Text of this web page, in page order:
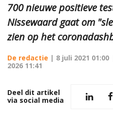
700 nieuwe positieve
Nissewaard gaat om
zien op het
De redactie | 8 juli 2021 01:00
2026 11:41
Deel dit artikel
via social media